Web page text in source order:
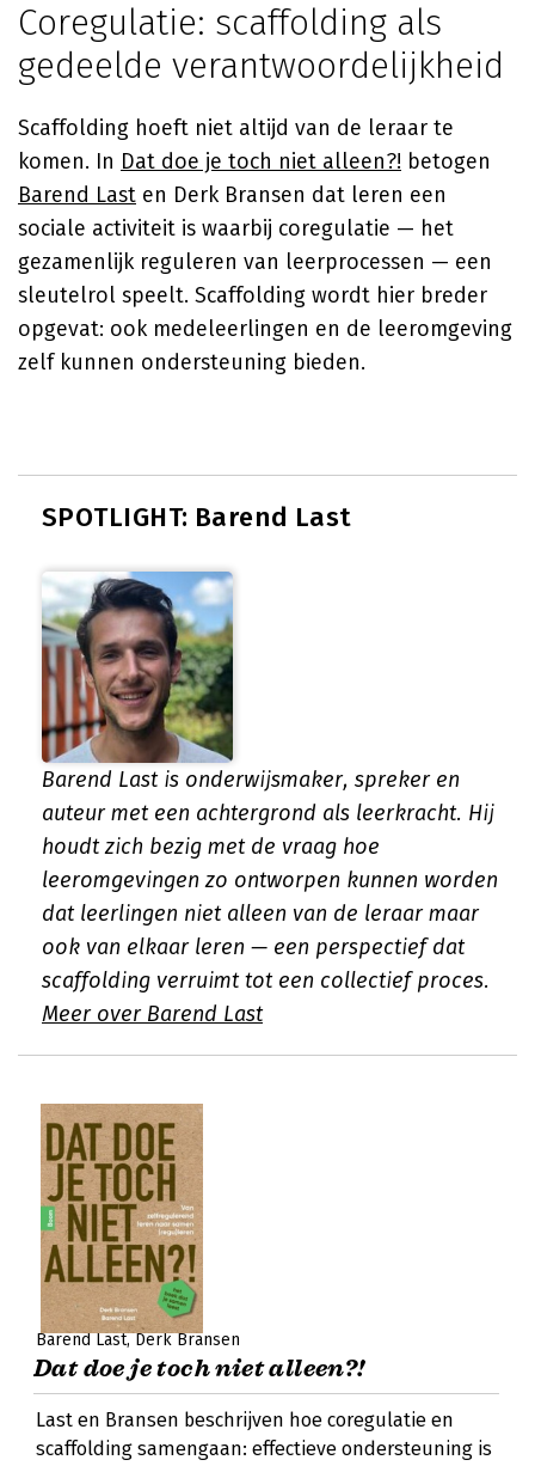
Coregulatie: scaffolding als
gedeelde verantwoordelijkheid
Scaffolding hoeft niet altijd van de leraar te
komen. In Dat doe je toch niet alleen?! betogen
Barend Last en Derk Bransen dat leren een
sociale activiteit is waarbij coregulatie — het
gezamenlijk reguleren van leerprocessen — een
sleutelrol speelt. Scaffolding wordt hier breder
opgevat: ook medeleerlingen en de leeromgeving
zelf kunnen ondersteuning bieden.
SPOTLIGHT: Barend Last
Barend Last is onderwijsmaker, spreker en
auteur met een achtergrond als leerkracht. Hij
houdt zich bezig met de vraag hoe
leeromgevingen zo ontworpen kunnen worden
dat leerlingen niet alleen van de leraar maar
ook van elkaar leren — een perspectief dat
scaffolding verruimt tot een collectief proces.
Meer over Barend Last
Barend Last Derk Bransen
Dat doe je toch niet alleen?!
Last en Bransen beschrijven hoe coregulatie en
scaffolding samengaan: effectieve ondersteuning is